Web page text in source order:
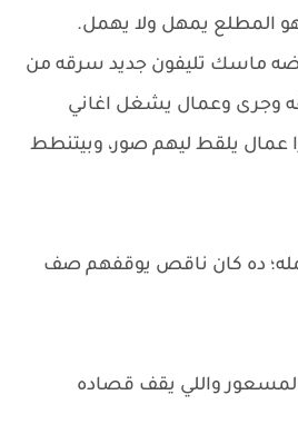
هو المطلع يمهل ولا يهمل.
ماسك تليفون جديد سرقه من
وجرى وعمال يشغل اغاني
عمال يلقط ليهم صور، وبيتنطط
ده كان ناقص يوقفهم صف
واللي يقف قصاده